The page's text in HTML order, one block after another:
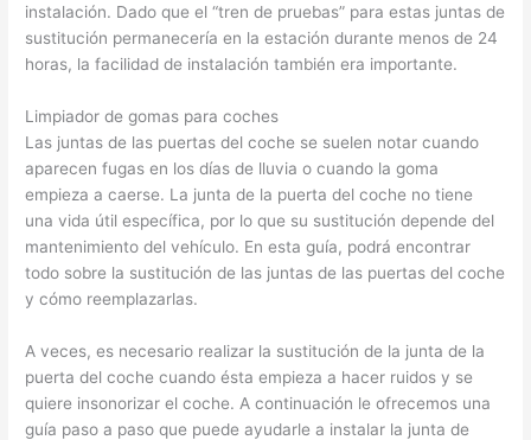
instalación. Dado que el “tren de pruebas” para estas juntas de
sustitución permanecería en la estación durante menos de 24
horas, la facilidad de instalación también era importante.
Limpiador de gomas para coches
Las juntas de las puertas del coche se suelen notar cuando
aparecen fugas en los días de lluvia o cuando la goma
empieza a caerse. La junta de la puerta del coche no tiene
una vida útil específica, por lo que su sustitución depende del
mantenimiento del vehículo. En esta guía, podrá encontrar
todo sobre la sustitución de las juntas de las puertas del coche
y cómo reemplazarlas.
A veces, es necesario realizar la sustitución de la junta de la
puerta del coche cuando ésta empieza a hacer ruidos y se
quiere insonorizar el coche. A continuación le ofrecemos una
guía paso a paso que puede ayudarle a instalar la junta de